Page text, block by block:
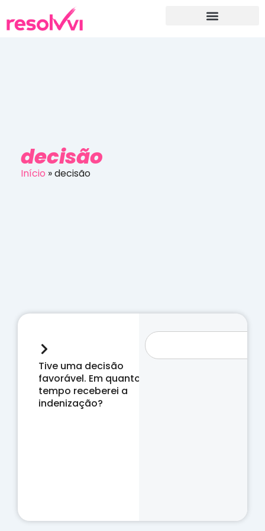
decisão
Início »decisão
Tive uma decisão
favorável. Em quanto
tempo receberei a
indenização?